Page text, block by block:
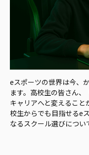
eスポーツの世界は今、
ます。高校生の皆さん
キャリアへと変えるこ
校生からでも目指せるe
なるスクール選びについ